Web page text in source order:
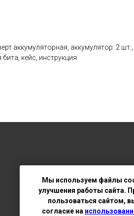
Мы используем файлы
улучшения работы сайта.
пользоваться сайтом,
согласие на
аккумуляторная, аккумулятор: 2 шт.,
кейс, инструкция